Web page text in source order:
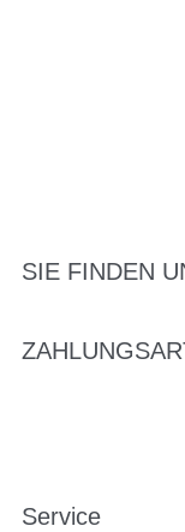
SIE FINDEN
Service